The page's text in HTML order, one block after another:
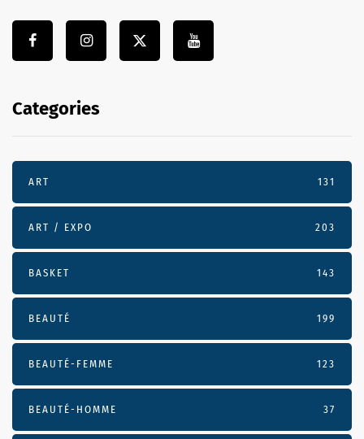
Categories
ART 131
ART / EXPO 203
BASKET 143
BEAUTÉ 199
BEAUTÉ-FEMME 123
BEAUTÉ-HOMME 37